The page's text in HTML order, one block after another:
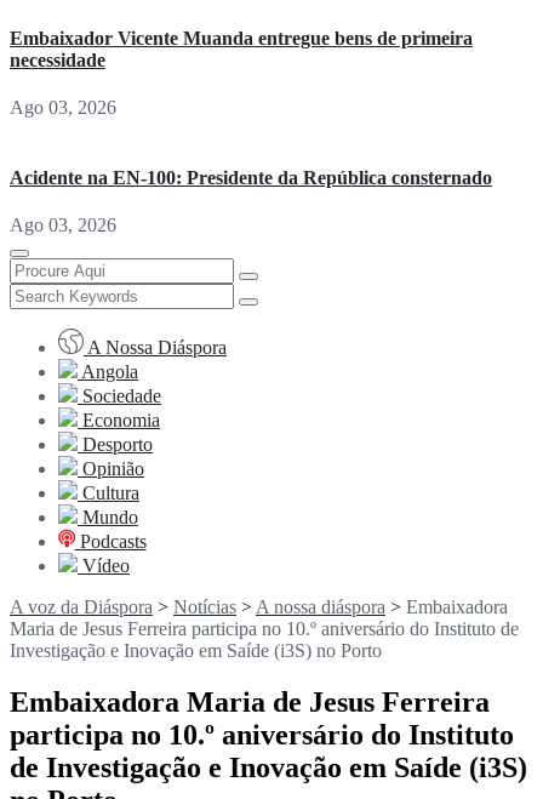
Embaixador Vicente Muanda entregue bens de primeira
necessidade
Ago 03, 2026
Acidente na EN-100: Presidente da República consternado
Ago 03, 2026
A Nossa Diáspora
Angola
Sociedade
Economia
Desporto
Opinião
Cultura
Mundo
Podcasts
Vídeo
A voz da Diáspora > Notícias > A nossa diáspora > Embaixadora
Maria de Jesus Ferreira participa no 10.º aniversário do Instituto de
Investigação e Inovação em Saíde (i3S) no Porto
Embaixadora Maria de Jesus Ferreira
participa no 10.º aniversário do Instituto
de Investigação e Inovação em Saíde (i3S)